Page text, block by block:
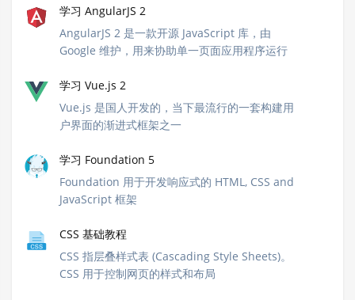
学习 AngularJS 2
AngularJS 2 是一款开源 JavaScript 库，由
Google 维护，用来协助单一页面应用程序运行
学习 Vue.js 2
Vue.js 是国人开发的，当下最流行的一套构建用
户界面的渐进式框架之一
学习 Foundation 5
Foundation 用于开发响应式的 HTML, CSS and
JavaScript 框架
CSS 基础教程
CSS 指层叠样式表 (Cascading Style Sheets)。
CSS 用于控制网页的样式和布局